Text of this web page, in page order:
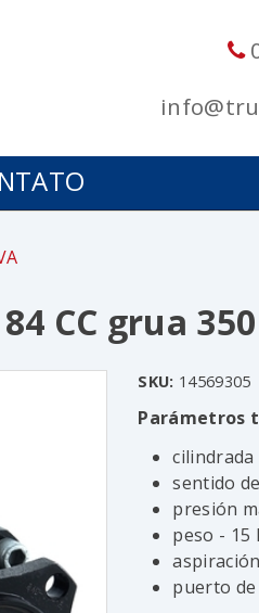
CC grua
SKU: 14569305
Parámetros
cilindrada
sentido
presión
peso - 15
puerto de